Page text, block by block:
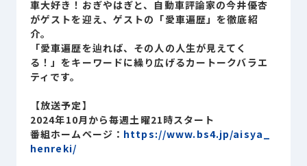
Recruit
採用情報
person
group 商談中のお客様
車大好き！おぎやはぎと、自動車評論家の今井優杏
がゲストを迎え、ゲストの「愛車遍歴」を徹底紹
介。
「愛車遍歴を辿れば、その人の人生が見えてく
る！」をキーワードに繰り広げるカートークバラエ
ティです。
【放送予定】
2024年10月から毎週土曜21時スタート
番組ホームページ： https://www.bs4.jp/aisya_
henreki/